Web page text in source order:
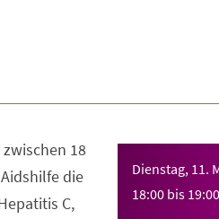
Dienstag, 11.
18:00 bis 19:00
18
die
C,